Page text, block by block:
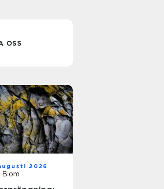
OSS
2026
Blom